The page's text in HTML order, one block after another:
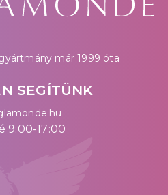
már 1999 óta
SEGÍTÜNK
9:00-17:00